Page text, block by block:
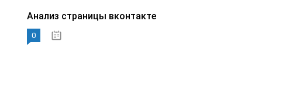
Анализ страницы вконтакте
0